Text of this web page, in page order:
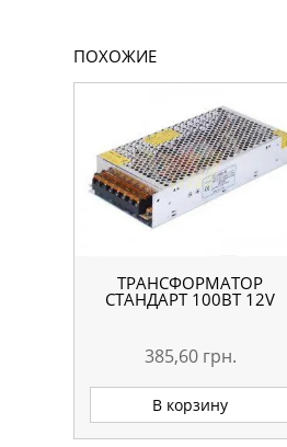
ПОХОЖИЕ
ТРАНСФОРМАТОР
СТАНДАРТ 100ВТ 12V
385,60 грн.
В корзину